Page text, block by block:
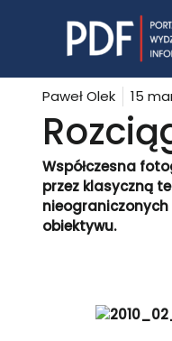
Paweł Olek 15
Współczesna
przez klasyczną
obiektywu.